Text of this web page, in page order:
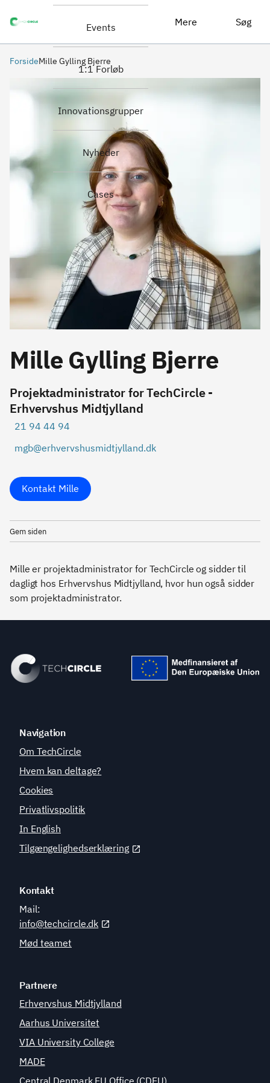
Events
1:1 Forløb
Innovationsgrupper
Nyheder
Cases
Mere Søg
ForsideMille Gylling Bjerre
Mille Gylling Bjerre
Projektadministrator for TechCircle -
Erhvervshus Midtjylland
21 94 44 94
mgb@erhvervshusmidtjylland.dk
Kontakt Mille
Gem siden
Mille er projektadministrator for TechCircle og sidder til
dagligt hos Erhvervshus Midtjylland, hvor hun også sidder
som projektadministrator.
Navigation
Om TechCircle
Hvem kan deltage?
Cookies
Privatlivspolitik
In English
Tilgængelighedserklæring
Kontakt
Mail:
info@techcircle.dk
Mød teamet
Partnere
Erhvervshus Midtjylland
Aarhus Universitet
VIA University College
MADE